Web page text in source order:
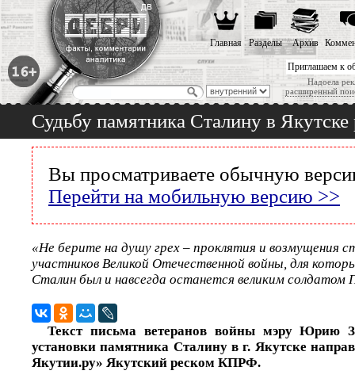
Приглашаем к
Надоела
расширенный
Главная Разделы Архив
Судьбу памятника Сталину в
Вы просматриваете обычную
Перейти на мобильную версию >>
«Не берите на душу грех – проклятия и возмущения
участников Великой Отечественной войны, для
Сталин был и навсегда останется великим солдатом
Текст письма ветеранов войны мэру Юрию
установки памятника Сталину в г. Якутске
Якутии.ру» Якутский реском КПРФ.